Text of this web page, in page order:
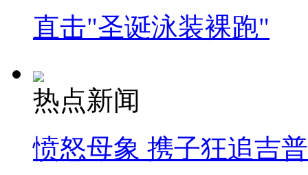
直击"圣诞泳装裸跑"
热点新闻
愤怒母象 携子狂追吉